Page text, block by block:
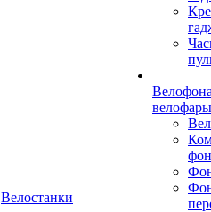
Велостанки
велофары